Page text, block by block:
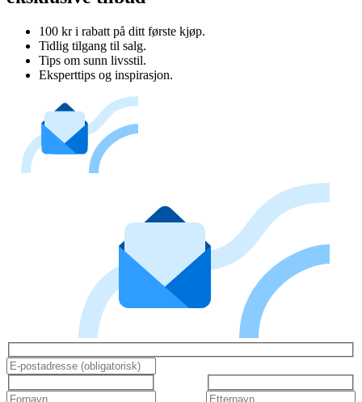
100 kr i rabatt på ditt første kjøp.
Tidlig tilgang til salg.
Tips om sunn livsstil.
Eksperttips og inspirasjon.